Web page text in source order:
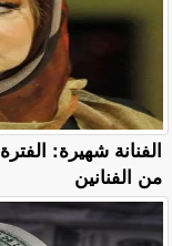
الفنانة شهيرة:
من الفنانين